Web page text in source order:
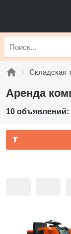
Складская
Аренда
10 объявлений: